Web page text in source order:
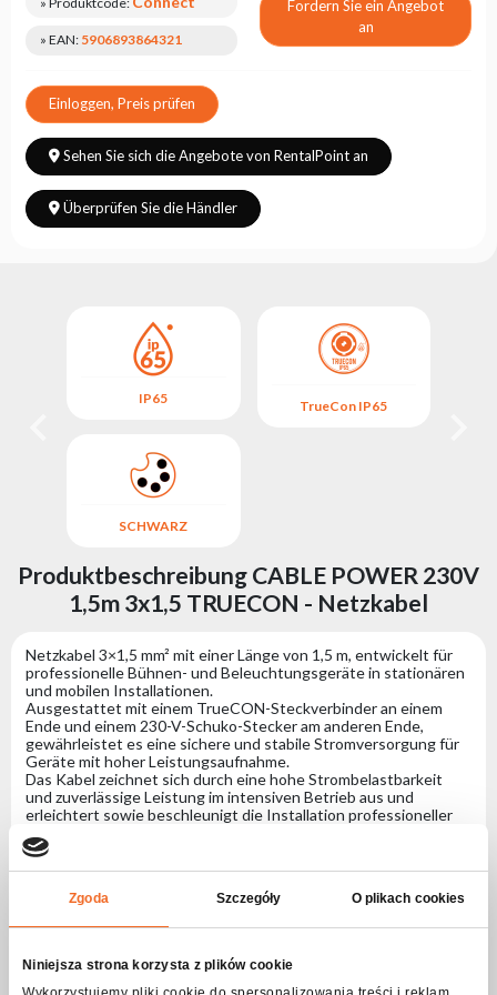
Zgoda Szczegóły O plikach cookies
Niniejsza strona korzysta z plików cookie
» EAN: 5906893864321
Fordern Sie ein Angebot
an
Einloggen, Preis prüfen
Sehen Sie sich die Angebote von RentalPoint an
Überprüfen Sie die Händler
IP65
SCHWARZ
TrueCon IP65
Produktbeschreibung CABLE POWER 230V
1,5m 3x1,5 TRUECON - Netzkabel
Netzkabel 3×1,5 mm² mit einer Länge von 1,5 m, entwickelt für
professionelle Bühnen- und Beleuchtungsgeräte in stationären
und mobilen Installationen.
Ausgestattet mit einem TrueCON-Steckverbinder an einem
Ende und einem 230-V-Schuko-Stecker am anderen Ende,
gewährleistet es eine sichere und stabile Stromversorgung für
Geräte mit hoher Leistungsaufnahme.
Das Kabel zeichnet sich durch eine hohe Strombelastbarkeit
und zuverlässige Leistung im intensiven Betrieb aus und
erleichtert sowie beschleunigt die Installation professioneller
Beleuchtungssysteme mit speziellen Stromanschlüssen
erheblich.
Spezifikation CABLE POWER 230V 1,5m
3x1,5 TRUECON - Netzkabel